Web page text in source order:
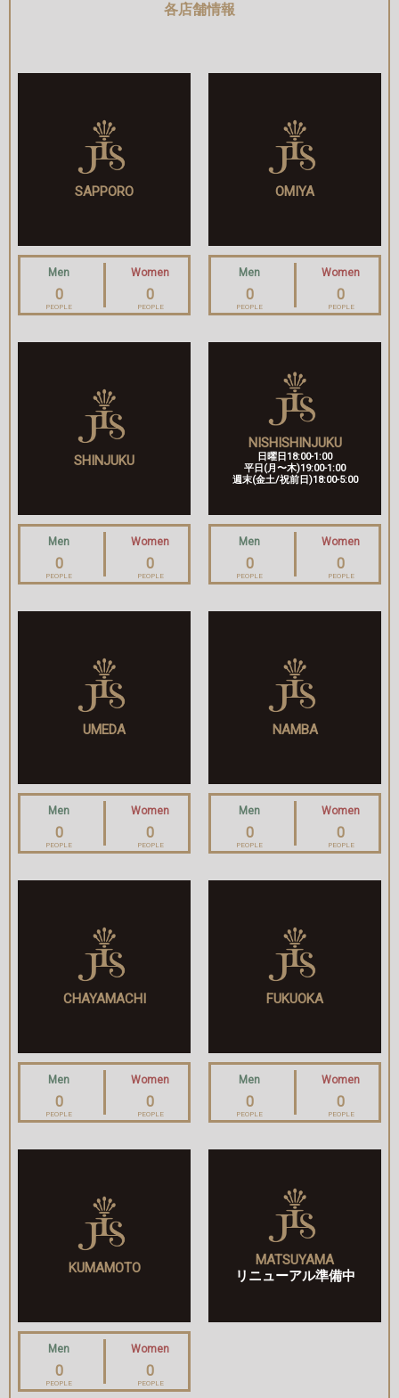
各店舗情報
SAPPORO
Men
0
PEOPLE
Women
0
PEOPLE
OMIYA
Men
0
PEOPLE
Women
0
PEOPLE
SHINJUKU
Men
0
PEOPLE
Women
0
PEOPLE
NISHISHINJUKU
日曜日18:00-1:00
平日(月〜木)19:00-1:00
週末(金土/祝前日)18:00-5:00
Men
0
PEOPLE
Women
0
PEOPLE
UMEDA
Men
0
PEOPLE
Women
0
PEOPLE
NAMBA
Men
0
PEOPLE
Women
0
PEOPLE
CHAYAMACHI
Men
0
PEOPLE
Women
0
PEOPLE
FUKUOKA
Men
0
PEOPLE
Women
0
PEOPLE
KUMAMOTO
Men
0
PEOPLE
Women
0
PEOPLE
MATSUYAMA
リニューアル準備中